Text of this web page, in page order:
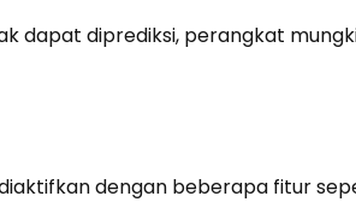
dapat diprediksi, perangkat
dengan beberapa fitur